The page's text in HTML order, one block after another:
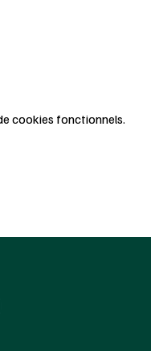
cookies fonctionnels.